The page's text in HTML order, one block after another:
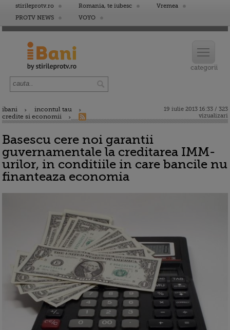
stirileprotv.ro Romania, te iubesc
Vremea
PROTV NEWS
VOYO
ibani
incontul tau
credite si economii
19 iulie 2013 16:33 / 323
vizualizari
Basescu cere noi garantii
guvernamentale la creditarea IMM-
urilor, in conditiile in care bancile nu
finanteaza economia